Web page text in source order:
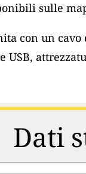
sulle
con un
Dati